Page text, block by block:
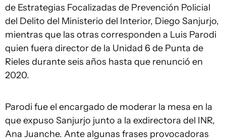
de Estrategias Focalizadas de Prevención Policial
del Delito del Ministerio del Interior, Diego Sanjurjo,
mientras que las otras corresponden a Luis Parodi
quien fuera director de la Unidad 6 de Punta de
Rieles durante seis años hasta que renunció en
2020.
Parodi fue el encargado de moderar la mesa en la
que expuso Sanjurjo junto a la exdirectora del INR,
Ana Juanche. Ante algunas frases provocadoras